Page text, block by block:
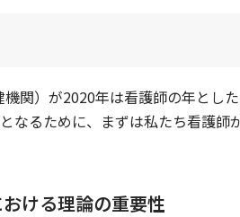
関）が2020年は看護師の年とし
となるために、まずは私たち看護
ける理論の重要性